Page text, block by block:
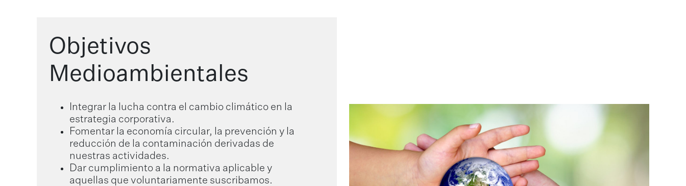
Objetivos
Medioambientales
Integrar la lucha contra el cambio climático en la
estrategia corporativa.
Fomentar la economía circular, la prevención y la
reducción de la contaminación derivadas de
nuestras actividades.
Dar cumplimiento a la normativa aplicable y
aquellas que voluntariamente suscribamos.